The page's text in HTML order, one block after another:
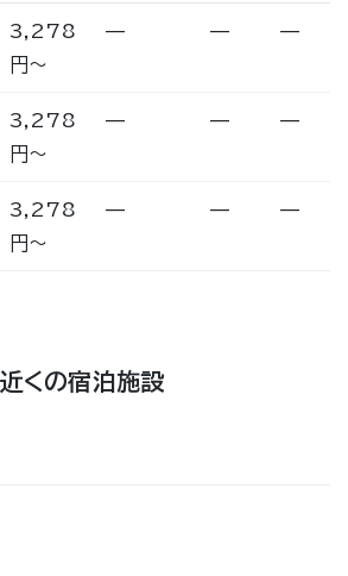
3,278
円〜
— — —
3,278
円〜
— — —
3,278
円〜
— — —
近くの宿泊施設